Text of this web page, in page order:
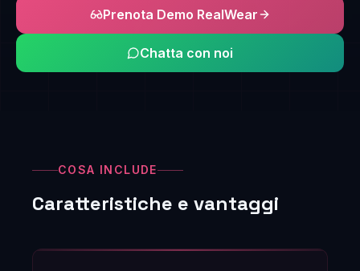
Prenota Demo RealWear
Chatta con noi
COSA INCLUDE
Caratteristiche e vantaggi